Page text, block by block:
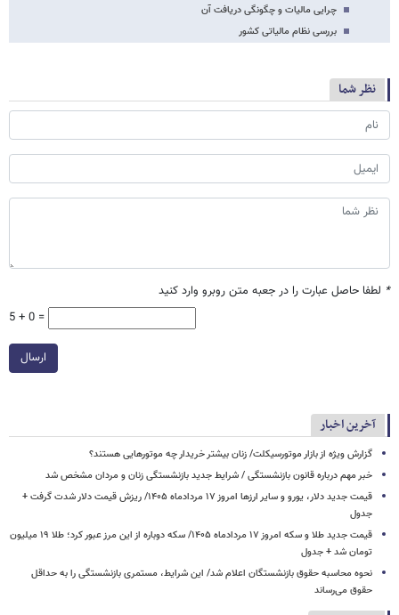
چرایی مالیات و چگونگی دریافت آن
بررسی نظام مالیاتی کشور
نظر شما
* لطفا حاصل عبارت را در جعبه متن روبرو وارد کنید
5 + 0 =
ارسال
آخرین اخبار
گزارش ویژه از بازار موتورسیکلت/ زنان بیشتر خریدار چه موتورهایی هستند؟
خبر مهم درباره قانون بازنشستگی / شرایط جدید بازنشستگی زنان و مردان مشخص شد
قیمت جدید دلار، یورو و سایر ارزها امروز ۱۷ مردادماه ۱۴۰۵/ ریزش قیمت دلار شدت گرفت +
جدول
قیمت جدید طلا و سکه امروز ۱۷ مردادماه ۱۴۰۵/ سکه دوباره از این مرز عبور کرد؛ طلا ۱۹ میلیون
تومان شد + جدول
نحوه محاسبه حقوق بازنشستگان اعلام شد/ این شرایط، مستمری بازنشستگی را به حداقل
حقوق می‌رساند